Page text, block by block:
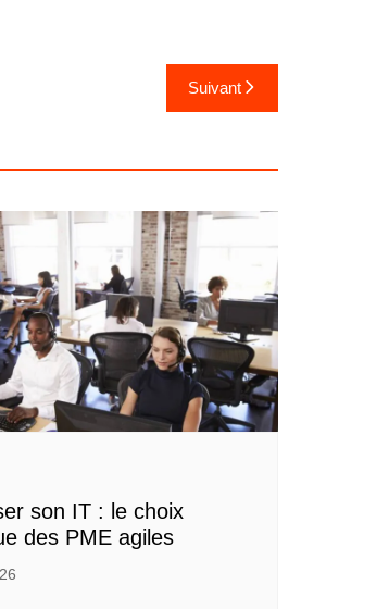
Suivant
son IT : le choix
des PME agiles